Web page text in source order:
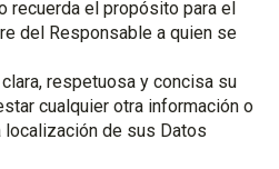
recuerda el propósito para el
del Responsable a quien se
respetuosa y concisa su
cualquier otra información o
de sus Datos